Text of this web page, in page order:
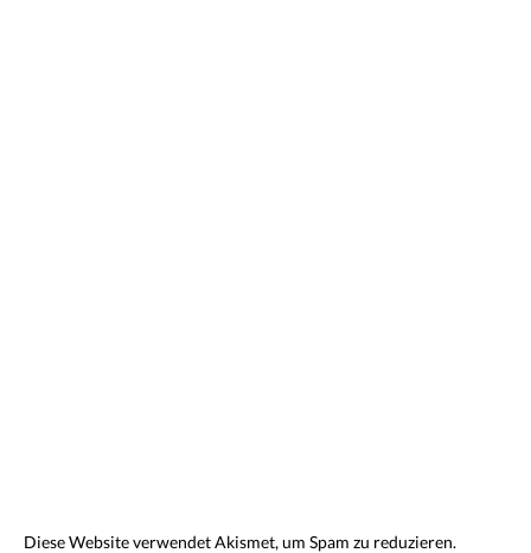
Diese Website verwendet Akismet, um Spam zu reduzieren.